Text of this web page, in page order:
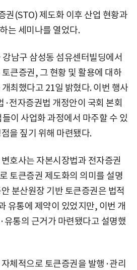
권(STO) 제도화 이후 산업 현황과
는 세미나를 열었다.
남구 삼성동 섬유센터빌딩에서
큰증권, 그 현황 및 활용에 대하
최했다고 21일 밝혔다. 이번 행사
·전자증권법 개정안이 국회 본회
이 사업화 과정에서 마주할 수 있
을 짚기 위해 마련됐다.
호사는 자본시장법과 전자증권
토큰증권 제도화의 의미를 설명
분산원장 기반 토큰증권은 법적
유통에 제약이 있었지만, 이번 개
유통의 근거가 마련됐다고 설명했
체적으로 토큰증권을 발행·관리